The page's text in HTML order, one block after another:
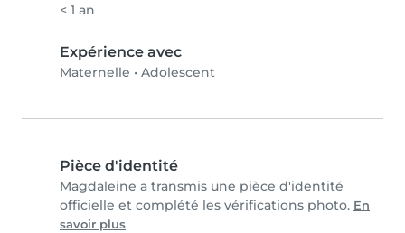
< 1 an
Expérience avec
Maternelle • Adolescent
Pièce d'identité
Magdaleine a transmis une pièce d'identité
officielle et complété les vérifications photo. En
savoir plus